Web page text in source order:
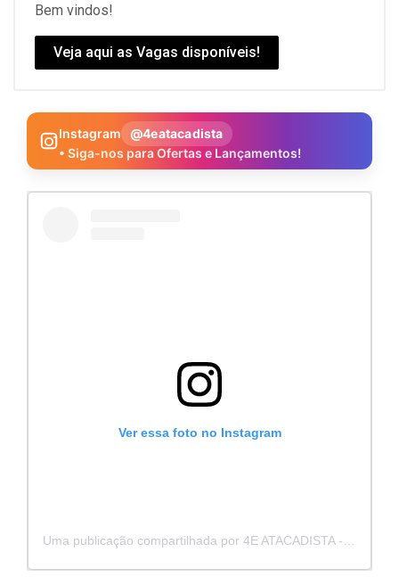
Bem vindos!
Veja aqui as Vagas disponíveis!
Instagram
@4eatacadista
• Siga-nos para Ofertas e Lançamentos!
Ver essa foto no Instagram